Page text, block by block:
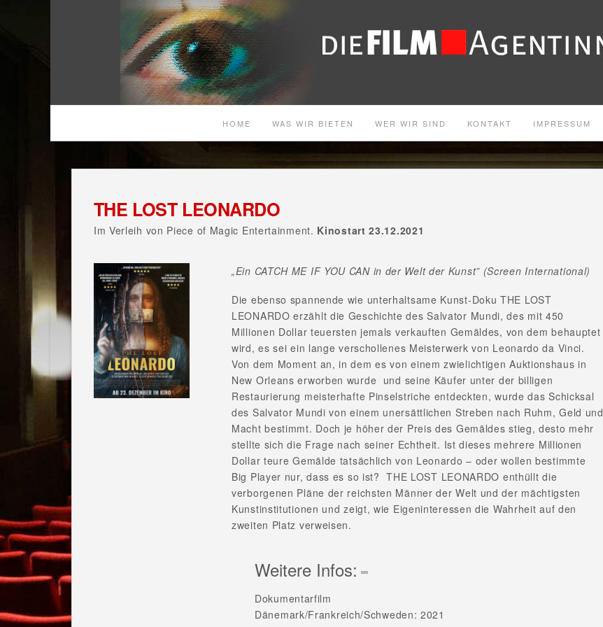
HOME WAS WIR BIETEN WER WIR SIND KONTAKT IMPRESSUM
THE LOST LEONARDO
Im Verleih von Piece of Magic Entertainment. Kinostart 23.12.2021
„Ein CATCH ME IF YOU CAN in der Welt der Kunst” (Screen International)
Die ebenso spannende wie unterhaltsame Kunst-Doku THE LOST
LEONARDO erzählt die Geschichte des Salvator Mundi, des mit 450
Millionen Dollar teuersten jemals verkauften Gemäldes, von dem behauptet
wird, es sei ein lange verschollenes Meisterwerk von Leonardo da Vinci.
Von dem Moment an, in dem es von einem zwielichtigen Auktionshaus in
New Orleans erworben wurde und seine Käufer unter der billigen
Restaurierung meisterhafte Pinselstriche entdeckten, wurde das Schicksal
des Salvator Mundi von einem unersättlichen Streben nach Ruhm, Geld und
Macht bestimmt. Doch je höher der Preis des Gemäldes stieg, desto mehr
stellte sich die Frage nach seiner Echtheit. Ist dieses mehrere Millionen
Dollar teure Gemälde tatsächlich von Leonardo – oder wollen bestimmte
Big Player nur, dass es so ist? THE LOST LEONARDO enthüllt die
verborgenen Pläne der reichsten Männer der Welt und der mächtigsten
Kunstinstitutionen und zeigt, wie Eigeninteressen die Wahrheit auf den
zweiten Platz verweisen.
Weitere Infos:
Dokumentarfilm
Dänemark/Frankreich/Schweden: 2021